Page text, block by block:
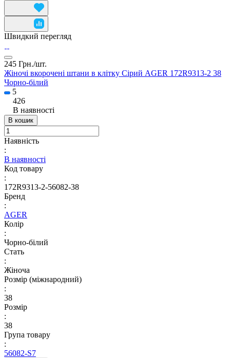
Швидкий перегляд
245 Грн./шт.
Жіночі вкорочені штани в клітку Сірий AGER 172R9313-2 38
Чорно-білий
5
426
В наявності
В кошик
Наявність
:
В наявності
Код товару
:
172R9313-2-56082-38
Бренд
:
AGER
Колір
:
Чорно-білий
Стать
:
Жіноча
Розмір (міжнародний)
:
38
Розмір
:
38
Група товару
:
56082-S7